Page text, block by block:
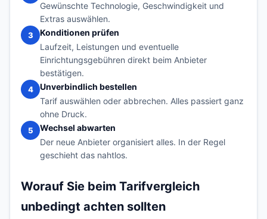
Gewünschte Technologie, Geschwindigkeit und
Extras auswählen.
3
Konditionen prüfen
Laufzeit, Leistungen und eventuelle
Einrichtungsgebühren direkt beim Anbieter
bestätigen.
4
Unverbindlich bestellen
Tarif auswählen oder abbrechen. Alles passiert ganz
ohne Druck.
5
Wechsel abwarten
Der neue Anbieter organisiert alles. In der Regel
geschieht das nahtlos.
Worauf Sie beim Tarifvergleich
unbedingt achten sollten